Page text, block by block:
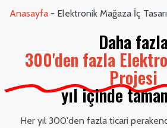
Anasayfa - Elektronik Mağaza İç
Daha
300'den fazla
Projesi
yıl içinde
Her yıl 300'den fazla ticari